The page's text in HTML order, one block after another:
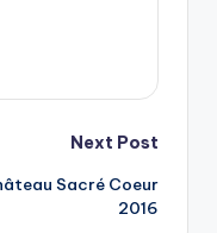
Next Post
Sacré Coeur
2016